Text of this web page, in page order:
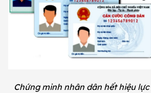
Chứng minh nhân dân hết hiệu